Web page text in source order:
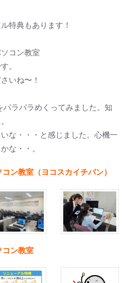
特典もあります！
コン教室
。
いね〜！
パラパラめくってみました。知
な・・・と感じました。心機一
な・・。
ン教室（ヨコスカイチバン）
コン教室